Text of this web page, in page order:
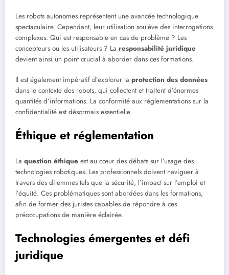
Les robots autonomes représentent une avancée technologique
spectaculaire. Cependant, leur utilisation soulève des interrogations
complexes. Qui est responsable en cas de problème ? Les
concepteurs ou les utilisateurs ? La responsabilité juridique
devient ainsi un point crucial à aborder dans ces formations.
Il est également impératif d’explorer la protection des données
dans le contexte des robots, qui collectent et traitent d’énormes
quantités d’informations. La conformité aux réglementations sur la
confidentialité est désormais essentielle.
Éthique et réglementation
La question éthique est au cœur des débats sur l’usage des
technologies robotiques. Les professionnels doivent naviguer à
travers des dilemmes tels que la sécurité, l’impact sur l’emploi et
l’équité. Ces problématiques sont abordées dans les formations,
afin de former des juristes capables de répondre à ces
préoccupations de manière éclairée.
Technologies émergentes et défi
juridique